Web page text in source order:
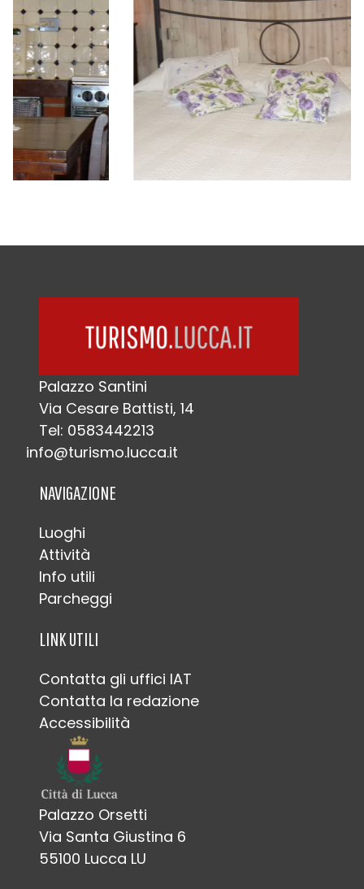
Palazzo Santini
Via Cesare Battisti, 14
Tel: 0583442213
info@turismo.lucca.it
NAVIGAZIONE
Luoghi
Attività
Info utili
Parcheggi
LINK UTILI
Contatta gli uffici IAT
Contatta la redazione
Accessibilità
Palazzo Orsetti
Via Santa Giustina 6
55100 Lucca LU